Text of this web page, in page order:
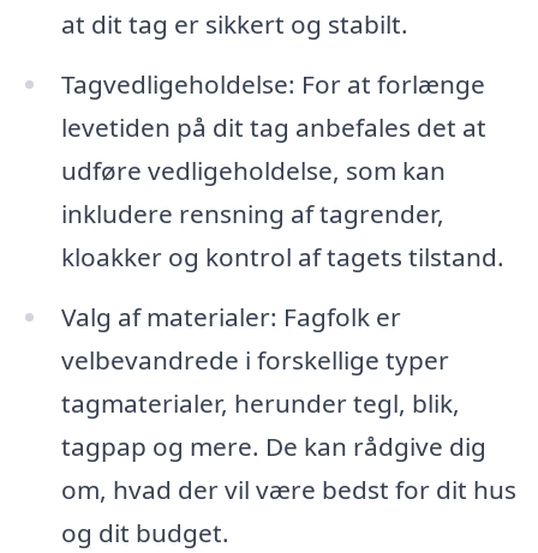
at dit tag er sikkert og stabilt.
Tagvedligeholdelse: For at forlænge
levetiden på dit tag anbefales det at
udføre vedligeholdelse, som kan
inkludere rensning af tagrender,
kloakker og kontrol af tagets tilstand.
Valg af materialer: Fagfolk er
velbevandrede i forskellige typer
tagmaterialer, herunder tegl, blik,
tagpap og mere. De kan rådgive dig
om, hvad der vil være bedst for dit hus
og dit budget.